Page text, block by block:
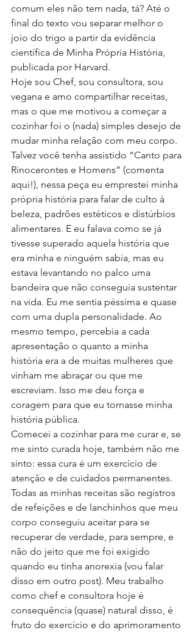
comum eles não tem nada, tá? Até o
final do texto vou separar melhor o
joio do trigo a partir da evidência
científica de Minha Própria História,
publicada por Harvard.
Hoje sou Chef, sou consultora, sou
vegana e amo compartilhar receitas,
mas o que me motivou a começar a
cozinhar foi o (nada) simples desejo de
mudar minha relação com meu corpo.
Talvez você tenha assistido “Canto para
Rinocerontes e Homens” (comenta
aqui!), nessa peça eu emprestei minha
própria história para falar de culto à
beleza, padrões estéticos e distúrbios
alimentares. E eu falava como se já
tivesse superado aquela história que
era minha e ninguém sabia, mas eu
estava levantando no palco uma
bandeira que não conseguia sustentar
na vida. Eu me sentia péssima e quase
com uma dupla personalidade. Ao
mesmo tempo, percebia a cada
apresentação o quanto a minha
história era a de muitas mulheres que
vinham me abraçar ou que me
escreviam. Isso me deu força e
coragem para que eu tornasse minha
história pública.
Comecei a cozinhar para me curar e, se
me sinto curada hoje, também não me
sinto: essa cura é um exercício de
atenção e de cuidados permanentes.
Todas as minhas receitas são registros
de refeições e de lanchinhos que meu
corpo conseguiu aceitar para se
recuperar de verdade, para sempre, e
não do jeito que me foi exigido
quando eu tinha anorexia (vou falar
disso em outro post). Meu trabalho
como chef e consultora hoje é
consequência (quase) natural disso, é
fruto do exercício e do aprimoramento